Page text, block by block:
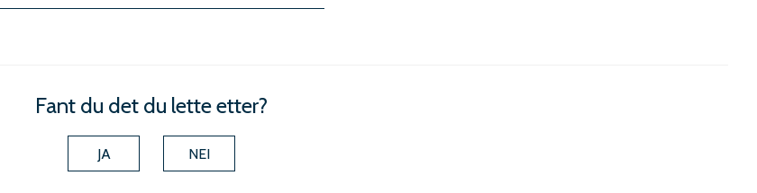
Fant du det du lette etter?
JA NEI